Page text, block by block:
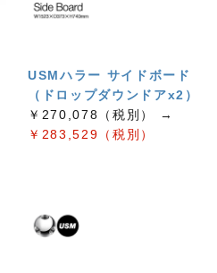
USMハラー サイドボード
（ドロップダウンドアx2）
￥270,078（税別） →
￥283,529（税別）